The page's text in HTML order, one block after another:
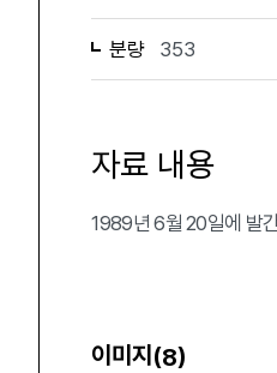
분량 353
자료 내용
1989년 6월 20일에 발
이미지(8)